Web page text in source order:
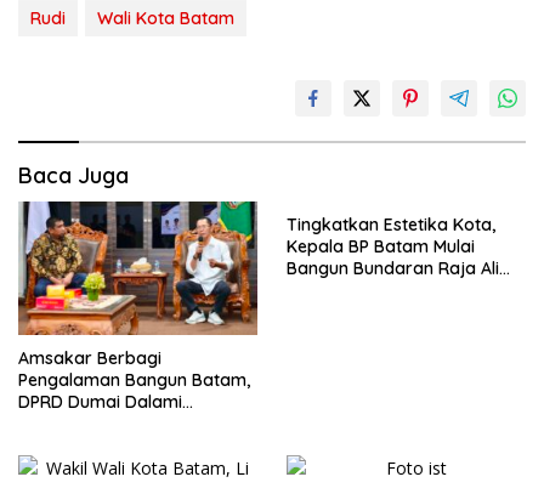
Rudi Wali Kota Batam
Baca Juga
Amsakar Berbagi
Pengalaman Bangun Batam,
DPRD Dumai Dalami
Tingkatkan Estetika Kota,
Kepala BP Batam Mulai
Bangun Bundaran Raja Ali